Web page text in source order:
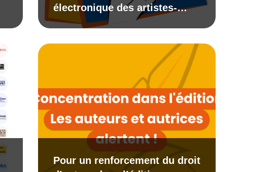
électronique des artistes-
auteurs en gestion collective
Pour un renforcement du droit